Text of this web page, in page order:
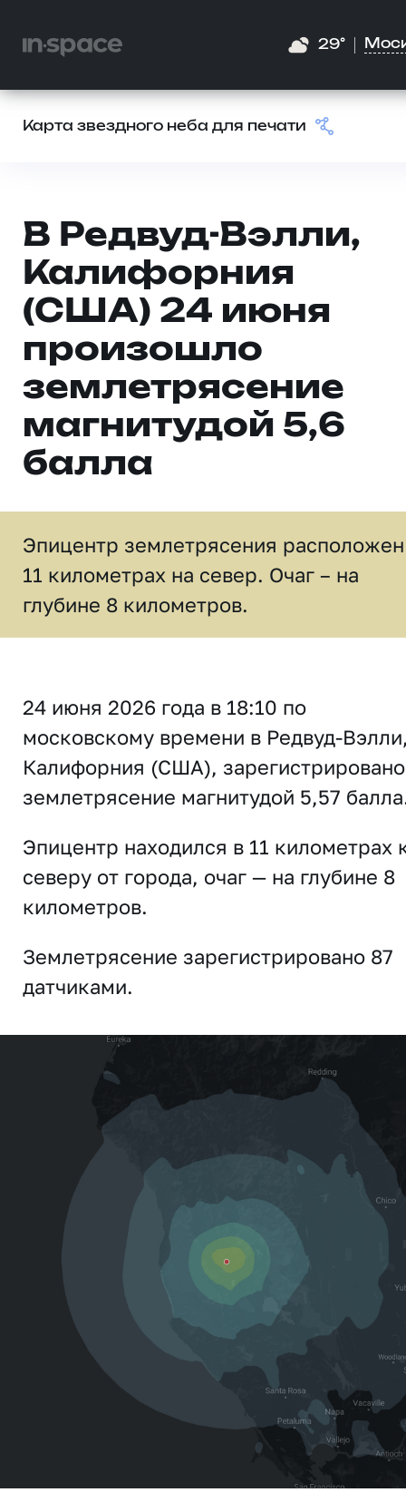
29°
Карта звездного неба для печати
В Редвуд-Вэлли,
Калифорния
(США) 24 июня
произошло
землетрясение
магнитудой 5,6
балла
Эпицентр землетрясения
11 километрах на север. Очаг – на
глубине 8 километров.
24 июня 2026 года в 18:10 по
московскому времени в Редвуд-
Калифорния (США), зарегистрировано
землетрясение магнитудой 5,57
Эпицентр находился в 11 километрах
северу от города, очаг — на глубине 8
километров.
Землетрясение зарегистрировано 87
датчиками.